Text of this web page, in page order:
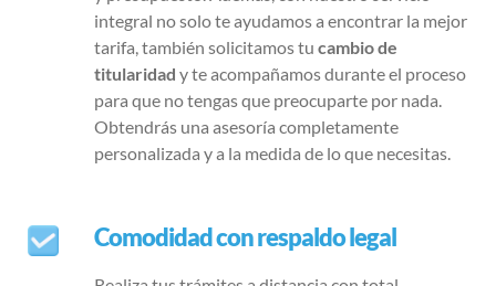
integral no solo te ayudamos a encontrar la mejor
tarifa, también solicitamos tu cambio de
titularidad y te acompañamos durante el proceso
para que no tengas que preocuparte por nada.
Obtendrás una asesoría completamente
personalizada y a la medida de lo que necesitas.
Comodidad con respaldo legal